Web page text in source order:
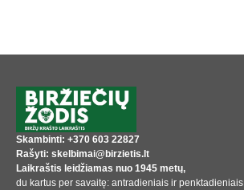
Skambinti: +370 603 22827
Rašyti: skelbimai@birzietis.lt
Laikraštis leidžiamas nuo 1945 metų,
du kartus per savaitę: antradieniais ir penktadieniais.